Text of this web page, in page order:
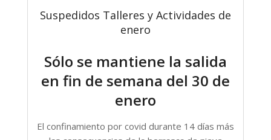
Suspedidos Talleres y Actividades de
enero
Sólo se mantiene la salida
en fin de semana del 30 de
enero
El confinamiento por covid durante 14 días más